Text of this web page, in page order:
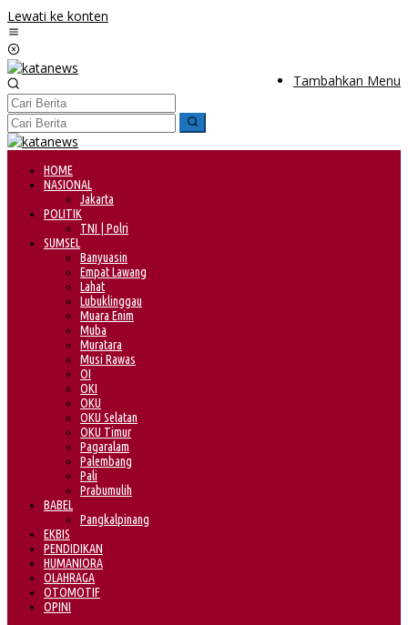
Lewati ke konten
Tambahkan Menu
HOME
NASIONAL
Jakarta
POLITIK
TNI | Polri
SUMSEL
Banyuasin
Empat Lawang
Lahat
Lubuklinggau
Muara Enim
Muba
Muratara
Musi Rawas
OI
OKI
OKU
OKU Selatan
OKU Timur
Pagaralam
Palembang
Pali
Prabumulih
BABEL
Pangkalpinang
EKBIS
PENDIDIKAN
HUMANIORA
OLAHRAGA
OTOMOTIF
OPINI